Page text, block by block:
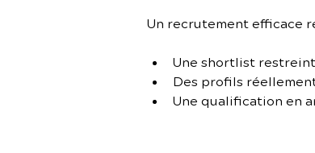
Un recrutement efficace
Une shortlist
Des profils
Une qualification en